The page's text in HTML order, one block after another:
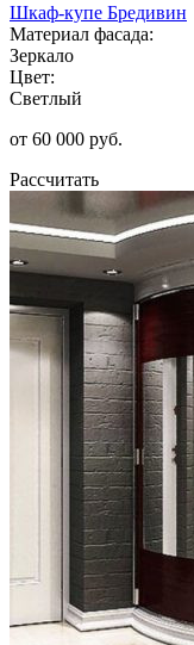
Шкаф-купе Бредивин
Материал фасада:
Зеркало
Цвет:
Светлый
от 60 000 руб.
Рассчитать